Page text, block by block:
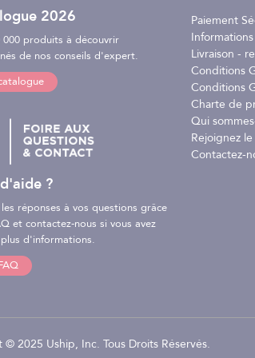
facile de la hauteur grâce au taquet coinceur
par paire
:
: Blanc
cordage Ø 6 à 12 mm
paire
votre bateau avec la fixation pare-battage
2026
000 produits à découvrir
de nos conseils d'expert.
?
réponses à vos questions grâce
et contactez-nous si vous avez
d'informations.
Paiement
Livraison -
Conditions
Conditions
Charte de
Qui
Rejoignez
Contactez-
2025 Uship, Inc. Tous Droits Réservés.